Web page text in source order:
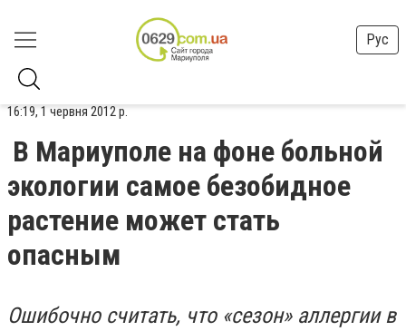
Рус
16:19, 1 червня 2012 р.
В Мариуполе на фоне больной
экологии самое безобидное
растение может стать
опасным
Ошибочно считать, что «сезон» аллергии в